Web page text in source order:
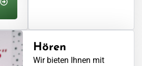
Hören
Wir bieten Ihnen mit